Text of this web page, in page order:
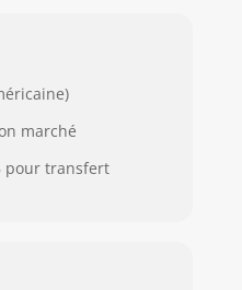
marché
pour transfert